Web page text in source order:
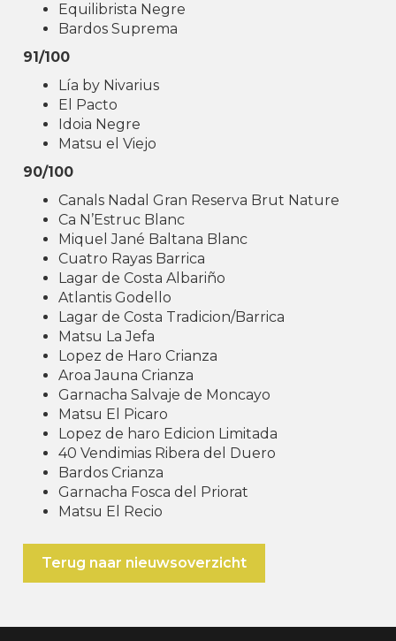
Equilibrista Negre
Bardos Suprema
91/100
Lía by Nivarius
El Pacto
Idoia Negre
Matsu el Viejo
90/100
Canals Nadal Gran Reserva Brut Nature
Ca N’Estruc Blanc
Miquel Jané Baltana Blanc
Cuatro Rayas Barrica
Lagar de Costa Albariño
Atlantis Godello
Lagar de Costa Tradicion/Barrica
Matsu La Jefa
Lopez de Haro Crianza
Aroa Jauna Crianza
Garnacha Salvaje de Moncayo
Matsu El Picaro
Lopez de haro Edicion Limitada
40 Vendimias Ribera del Duero
Bardos Crianza
Garnacha Fosca del Priorat
Matsu El Recio
Terug naar nieuwsoverzicht